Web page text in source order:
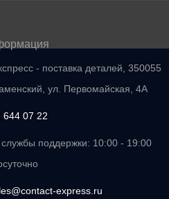
- поставка деталей, 350055
ул. Первомайская, 4А
644 07 22
поддержки: 10:00 - 19:00
express.ru